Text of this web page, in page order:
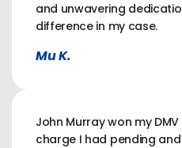
and unwavering
difference in my case.
Mu K.
John Murray won my
charge I had pending